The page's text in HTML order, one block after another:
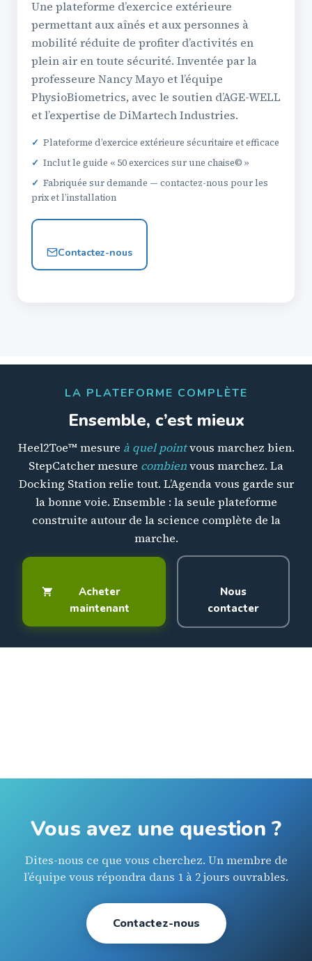
Une plateforme d’exercice extérieure
permettant aux aînés et aux personnes à
mobilité réduite de profiter d’activités en
plein air en toute sécurité. Inventée par la
professeure Nancy Mayo et l’équipe
PhysioBiometrics, avec le soutien d’AGE-WELL
et l’expertise de DiMartech Industries.
✓ Plateforme d’exercice extérieure sécuritaire et efficace
✓ Inclut le guide « 50 exercices sur une chaise© »
✓ Fabriquée sur demande — contactez-nous pour les
prix et l’installation
Contactez-nous
LA PLATEFORME COMPLÈTE
Ensemble, c’est mieux
Heel2Toe™ mesure à quel pointvous marchez bien.
StepCatcher mesure combienvous marchez. La
Docking Station relie tout. L’Agenda vous garde sur
la bonne voie. Ensemble : la seule plateforme
construite autour de la science complète de la
marche.
Acheter
maintenant
Nous
contacter
Vous avez une question ?
Dites-nous ce que vous cherchez. Un membre de
l’équipe vous répondra dans 1 à 2 jours ouvrables.
Contactez-nous